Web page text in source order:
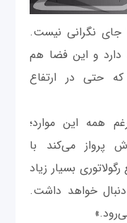
جای نگرانی نیست.
دارد و این فضا هم
حتی در ارتفاع
همه این موارد؛
پرواز می‌کند با
بسیار زیاد
خواهد داشت.